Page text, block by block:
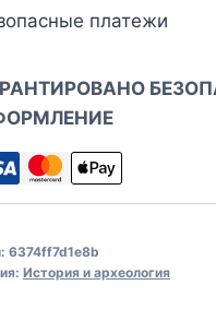
платежи
6374ff7d1e8b
История и археология